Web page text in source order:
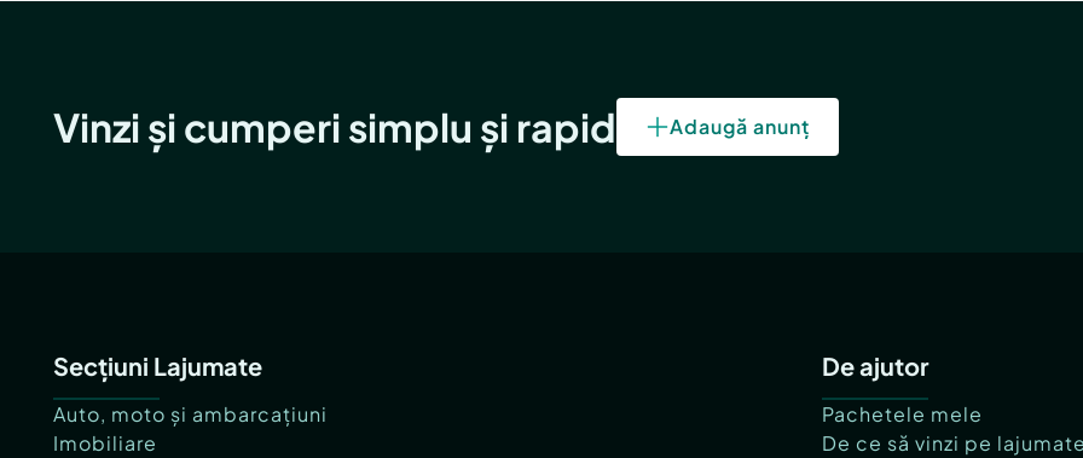
Vinzi și cumperi simplu și rapid Adaugă anunț
Secțiuni Lajumate
Auto, moto și ambarcațiuni
Imobiliare
De ajutor
Pachetele mele
De ce să vinzi pe